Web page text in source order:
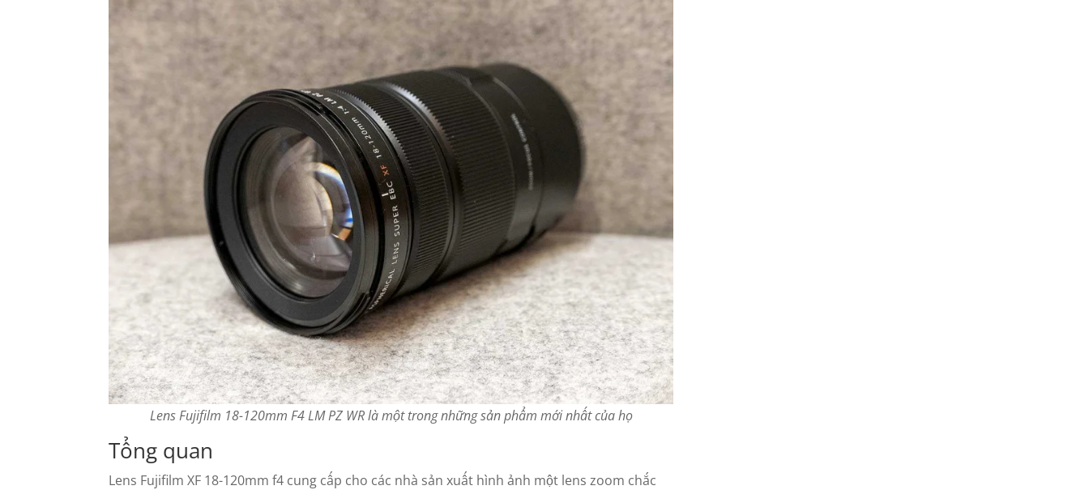
Lens Fujifilm 18-120mm F4 LM PZ WR là một trong những sản phẩm mới nhất của họ
Tổng quan
Lens Fujifilm XF 18-120mm f4 cung cấp cho các nhà sản xuất hình ảnh một lens zoom chắc